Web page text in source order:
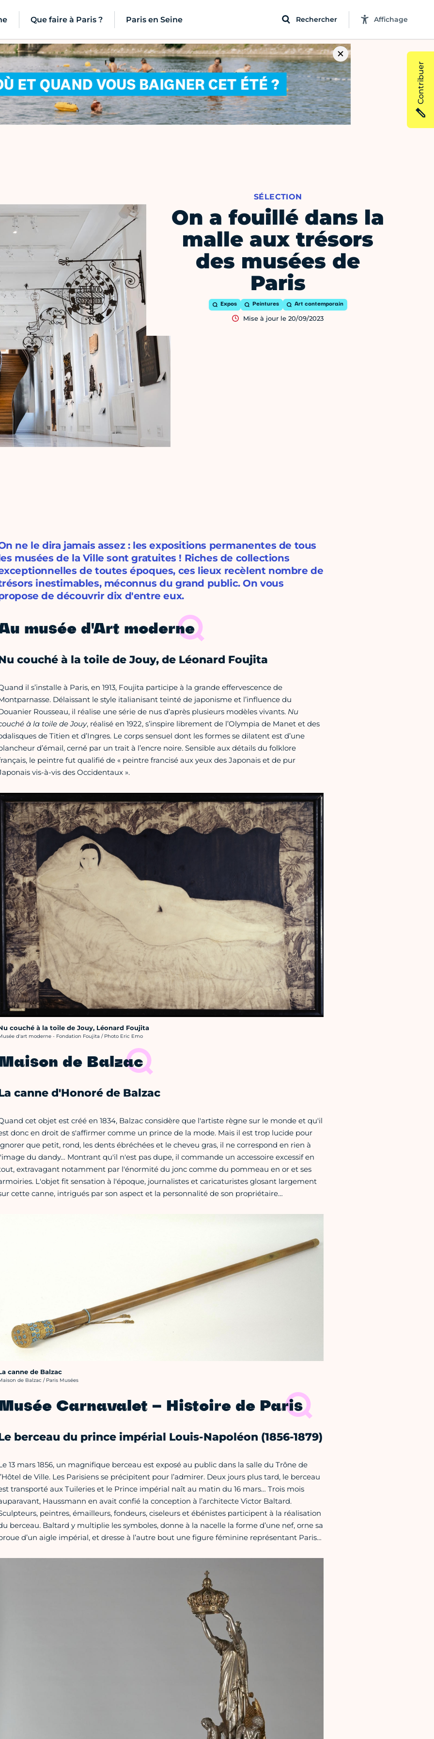
Que faire à Paris ? Paris en Seine Rechercher Affichage
On a fouillé dans la
malle aux trésors
des musées de
Paris
SÉLECTION
Expos Peintures Art contemporain
Mise à jour le 20/09/2023
ne le dira jamais assez : les expositions permanentes de tous
musées de la Ville sont gratuites ! Riches de collections
de toutes époques, ces lieux recèlent nombre de
inestimables, méconnus du grand public. On vous
de découvrir dix d'entre eux.
musée d'Art moderne
couché à la toile de Jouy, de Léonard Foujita
il s’installe à Paris, en 1913, Foujita participe à la grande effervescence de
Délaissant le style italianisant teinté de japonisme et l’influence du
Rousseau, il réalise une série de nus d’après plusieurs modèles vivants. Nu
à la toile de Jouy, réalisé en 1922, s’inspire librement de l’Olympia de Manet et des
de Titien et d’Ingres. Le corps sensuel dont les formes se dilatent est d’une
d’émail, cerné par un trait à l’encre noire. Sensible aux détails du folklore
le peintre fut qualifié de « peintre francisé aux yeux des Japonais et de pur
vis-à-vis des Occidentaux ».
couché à la toile de Jouy, Léonard Foujita
photo :
d'art moderne - Fondation Foujita / Photo Eric Emo
de Balzac
canne d'Honoré de Balzac
cet objet est créé en 1834, Balzac considère que l'artiste règne sur le monde et qu'il
donc en droit de s'affirmer comme un prince de la mode. Mais il est trop lucide pour
que petit, rond, les dents ébréchées et le cheveu gras, il ne correspond en rien à
du dandy… Montrant qu'il n'est pas dupe, il commande un accessoire excessif en
extravagant notamment par l'énormité du jonc comme du pommeau en or et ses
L'objet fit sensation à l'époque, journalistes et caricaturistes glosant largement
cette canne, intrigués par son aspect et la personnalité de son propriétaire…
canne de Balzac
photo :
de Balzac / Paris Musées
Carnavalet – Histoire de Paris
berceau du prince impérial Louis-Napoléon (1856-1879)
13 mars 1856, un magnifique berceau est exposé au public dans la salle du Trône de
de Ville. Les Parisiens se précipitent pour l’admirer. Deux jours plus tard, le berceau
transporté aux Tuileries et le Prince impérial naît au matin du 16 mars… Trois mois
Haussmann en avait confié la conception à l’architecte Victor Baltard.
peintres, émailleurs, fondeurs, ciseleurs et ébénistes participent à la réalisation
berceau. Baltard y multiplie les symboles, donne à la nacelle la forme d’une nef, orne sa
d’un aigle impérial, et dresse à l’autre bout une figure féminine représentant Paris…
Contribuer